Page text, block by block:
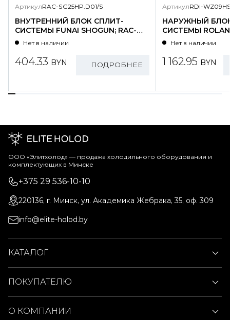
АртикулRAC-SG25HP.D01/S
ВНУТРЕННИЙ БЛОК СПЛИТ-
СИСТЕМЫ FUNAI SHOGUN; RAC-
SG25HP.D01/S
Нет в наличии
404.33 BYN ПОДРОБНЕЕ
АртикулRDI-
НАРУЖНЫЙ
СИСТЕМЫ
WZ09HSS/N1-
Нет в наличии
1 162.95 BYN
ООО «Элитхолод» ― продажа холодильного оборудования и
комплектующих в Минске
+375 29 536-10-10
220136, г. Минск, ул. Академика Жебрака, 35, оф. 309
info@elite-holod.by
КАТАЛОГ
ПОКУПАТЕЛЮ
О КОМПАНИИ